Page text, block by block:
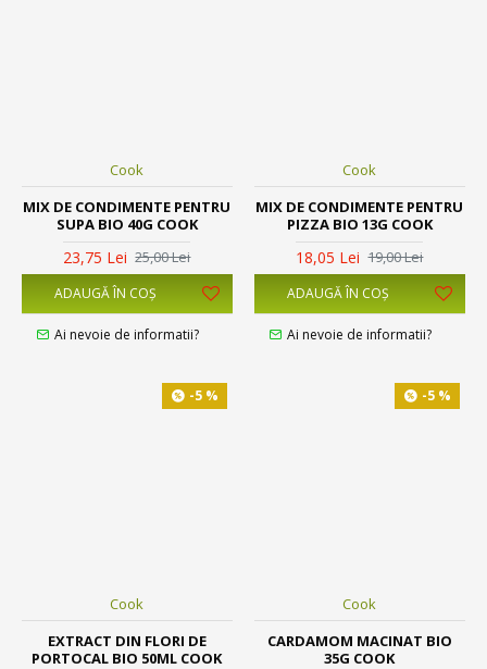
Cook
MIX DE CONDIMENTE PENTRU
SUPA BIO 40G COOK
23,75 Lei 25,00 Lei
ADAUGĂ ÎN COŞ
Ai nevoie de informatii?
Cook
MIX DE CONDIMENTE PENTRU
PIZZA BIO 13G COOK
18,05 Lei 19,00 Lei
ADAUGĂ ÎN COŞ
Ai nevoie de informatii?
-5 %
Cook
EXTRACT DIN FLORI DE
PORTOCAL BIO 50ML COOK
-5 %
Cook
CARDAMOM MACINAT BIO
35G COOK